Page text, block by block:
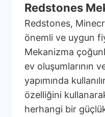
Redstones
Redstones,
önemli ve uygun
Mekanizma
ev oluşumlarının
yapımında
özelliğini
herhangi bir